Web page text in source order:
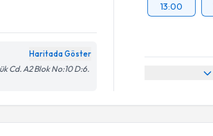
Haritada Göster
Cd. A2 Blok No:10 D:6.
13:00